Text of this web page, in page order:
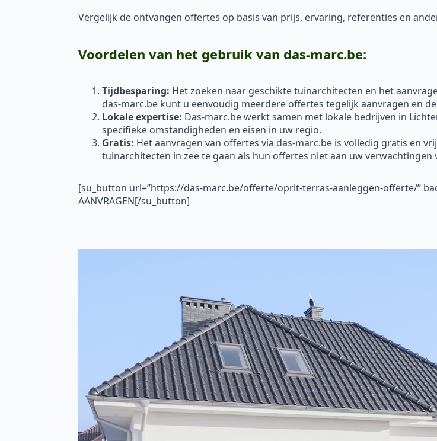
Vergelijk de ontvangen offertes op basis van prijs, ervaring, referenties en
Voordelen van het gebruik van das-marc.be:
Tijdbesparing: Het zoeken naar geschikte tuinarchitecten en het
das-marc.be kunt u eenvoudig meerdere offertes tegelijk aanvragen en
Lokale expertise: Das-marc.be werkt samen met lokale bedrijven in
specifieke omstandigheden en eisen in uw regio.
Gratis: Het aanvragen van offertes via das-marc.be is volledig gratis en
tuinarchitecten in zee te gaan als hun offertes niet aan uw verwachtingen
[su_button url=”https://das-marc.be/offerte/oprit-terras-aanleggen-offerte/”
AANVRAGEN[/su_button]